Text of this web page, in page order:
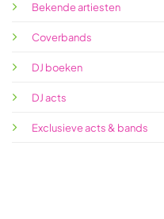
Bekende artiesten
Coverbands
DJ boeken
DJ acts
Exclusieve acts & bands